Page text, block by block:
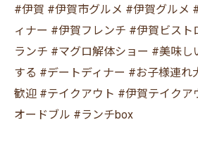
#伊賀 #伊賀市グルメ #伊賀グルメ
ィナー #伊賀フレンチ #伊賀ビスト
ランチ #マグロ解体ショー #美味し
する #デートディナー #お子様連れ
歓迎 #テイクアウト #伊賀テイクア
オードブル #ランチbox